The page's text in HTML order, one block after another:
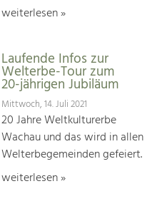
weiterlesen »
Laufende Infos zur
Welterbe-Tour zum
20-jährigen Jubiläum
Mittwoch, 14. Juli 2021
20 Jahre Weltkulturerbe
Wachau und das wird in allen
Welterbegemeinden gefeiert.
weiterlesen »